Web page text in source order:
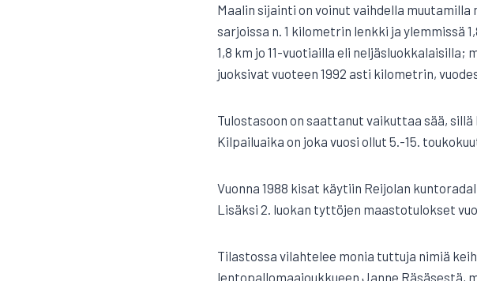
Maalin sijainti on voinut vaihdella
sarjoissa n. 1 kilometrin lenkki ja ylemmissä
1,8 km jo 11-vuotiailla eli neljäsluokkalaisilla;
juoksivat vuoteen 1992 asti kilometrin,
Tulostasoon on saattanut vaikuttaa sää,
Kilpailuaika on joka vuosi ollut 5.-15.
Vuonna 1988 kisat käytiin Reijolan
Lisäksi 2. luokan tyttöjen maastotulokset
Tilastossa vilahtelee monia tuttuja nimiä
lentopallomaajoukkueen Janne Räsäsestä,